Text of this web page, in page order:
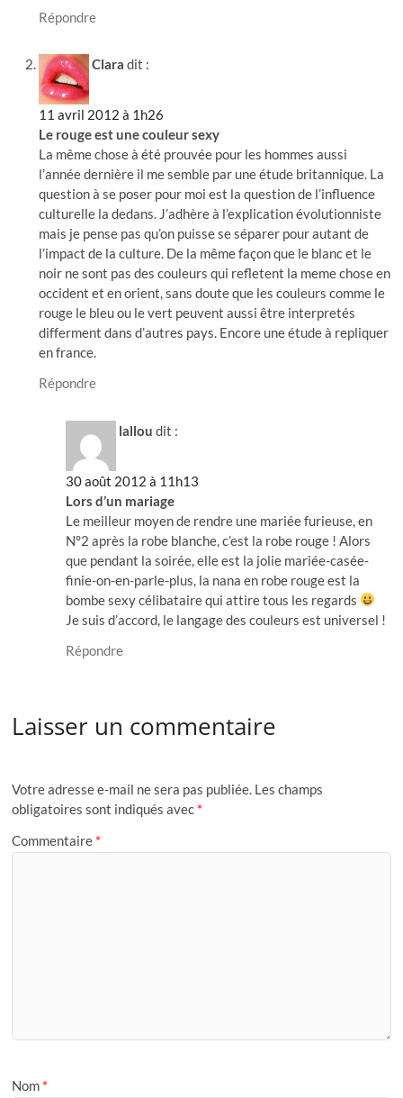
Répondre
Clara dit :
11 avril 2012 à 1h26
Le rouge est une couleur sexy
La même chose à été prouvée pour les hommes aussi
l’année dernière il me semble par une étude britannique. La
question à se poser pour moi est la question de l’influence
culturelle la dedans. J’adhère à l’explication évolutionniste
mais je pense pas qu’on puisse se séparer pour autant de
l’impact de la culture. De la même façon que le blanc et le
noir ne sont pas des couleurs qui refletent la meme chose en
occident et en orient, sans doute que les couleurs comme le
rouge le bleu ou le vert peuvent aussi être interpretés
differment dans d’autres pays. Encore une étude à repliquer
en france.
Répondre
lallou dit :
30 août 2012 à 11h13
Lors d’un mariage
Le meilleur moyen de rendre une mariée furieuse, en
N°2 après la robe blanche, c’est la robe rouge ! Alors
que pendant la soirée, elle est la jolie mariée-casée-
finie-on-en-parle-plus, la nana en robe rouge est la
bombe sexy célibataire qui attire tous les regards
Je suis d’accord, le langage des couleurs est universel !
Répondre
Laisser un commentaire
Votre adresse e-mail ne sera pas publiée. Les champs
obligatoires sont indiqués avec *
Commentaire *
Nom *